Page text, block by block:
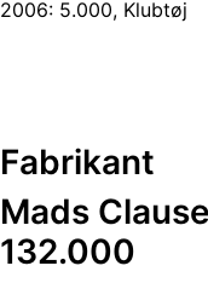
2006: 5.000, Klubtøj
Fabrikant
Mads
132.000